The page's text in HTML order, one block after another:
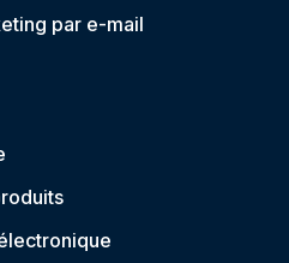
par e-mail